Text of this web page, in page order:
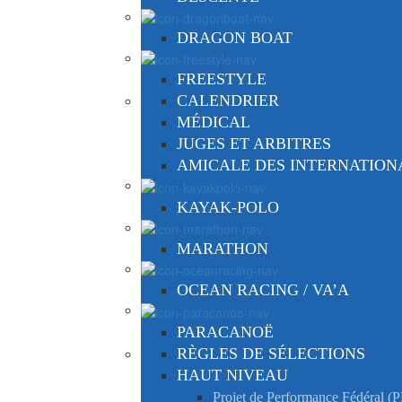
DRAGON BOAT
FREESTYLE
CALENDRIER
MÉDICAL
JUGES ET ARBITRES
AMICALE DES
KAYAK-POLO
MARATHON
OCEAN RACING / VA’A
PARACANOË
RÈGLES DE SÉLECTIONS
HAUT NIVEAU
Projet de Performance Fédéral